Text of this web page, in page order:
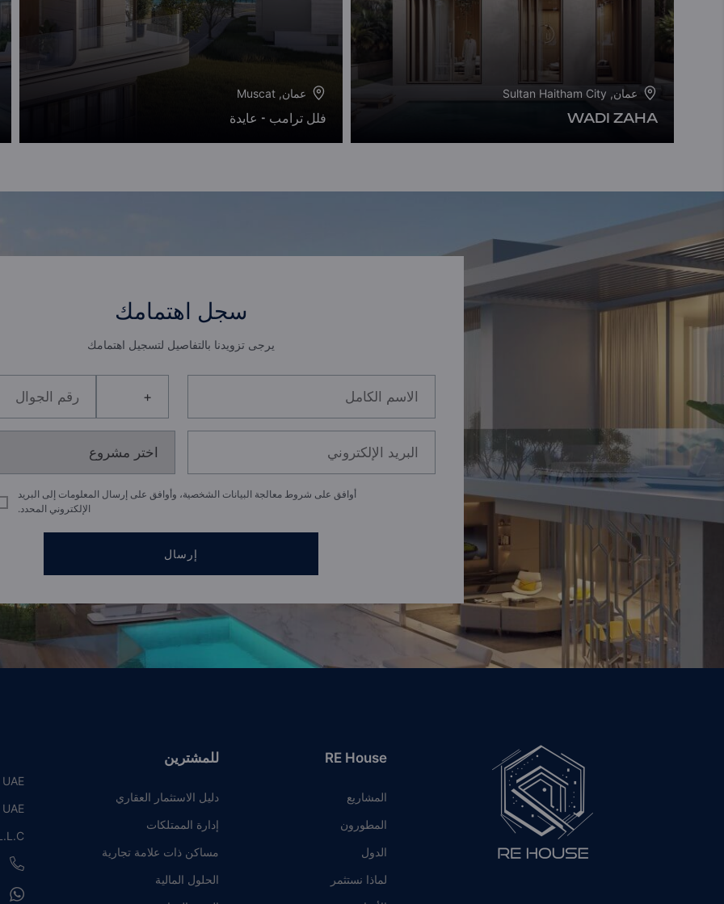
عمان, Sultan Haitham City
WADI ZAHA
عمان, Muscat
فلل ترامب - عايدة
سجل اهتمامك
يرجى تزويدنا بالتفاصيل لتسجيل اهتمامك
أوافق على شروط معالجة البيانات الشخصية، وأوافق على إرسال المعلومات إلى البريد
الإلكتروني المحدد.
إرسال
RE House
المشاريع
المطورون
الدول
لماذا نستثمر
للمشترين
دليل الاستثمار العقاري
إدارة الممتلكات
مساكن ذات علامة تجارية
الحلول المالية